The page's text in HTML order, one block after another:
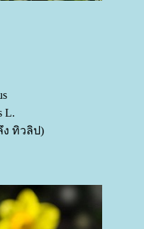
L.
ทิวลิป)